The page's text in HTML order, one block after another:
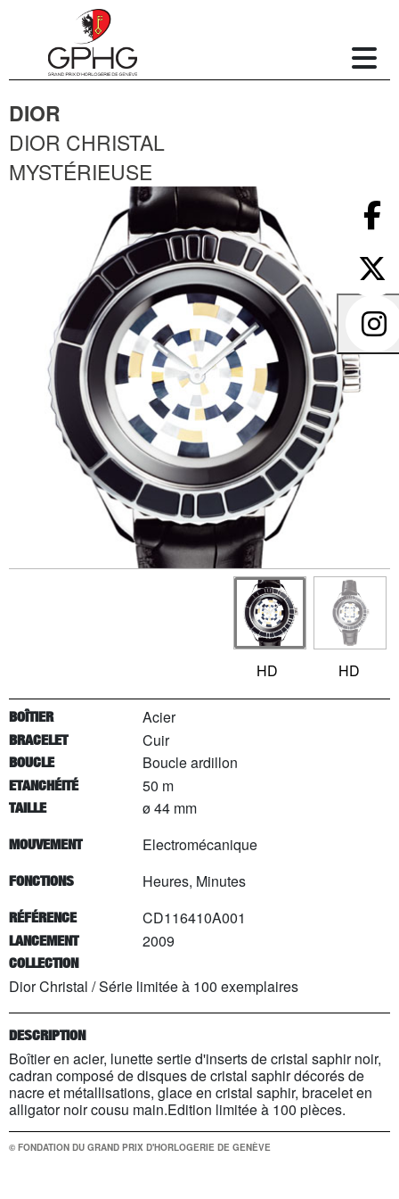
DIOR
DIOR CHRISTAL
MYSTÉRIEUSE
HD HD
BOÎTIER Acier
BRACELET Cuir
BOUCLE Boucle ardillon
ETANCHÉITÉ 50 m
TAILLE ø 44 mm
MOUVEMENT Electromécanique
FONCTIONS Heures, Minutes
RÉFÉRENCE CD116410A001
LANCEMENT 2009
COLLECTION
Dior Christal /Série limitée à 100 exemplaires
DESCRIPTION
Boîtier en acier, lunette sertie d'inserts de cristal saphir noir,
cadran composé de disques de cristal saphir décorés de
nacre et métallisations, glace en cristal saphir, bracelet en
alligator noir cousu main.Edition limitée à 100 pièces.
© FONDATION DU GRAND PRIX D'HORLOGERIE DE GENÈVE